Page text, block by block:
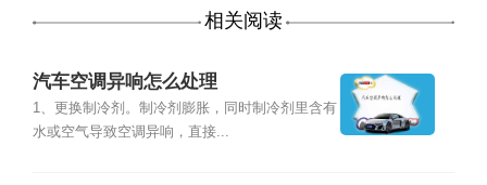
相关阅读
汽车空调异响怎么处理
1、更换制冷剂。制冷剂膨胀，同时制冷剂里含有
水或空气导致空调异响，直接...